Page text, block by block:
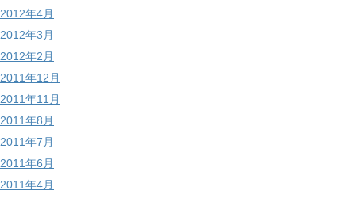
2012年4月
2012年3月
2012年2月
2011年12月
2011年11月
2011年8月
2011年7月
2011年6月
2011年4月